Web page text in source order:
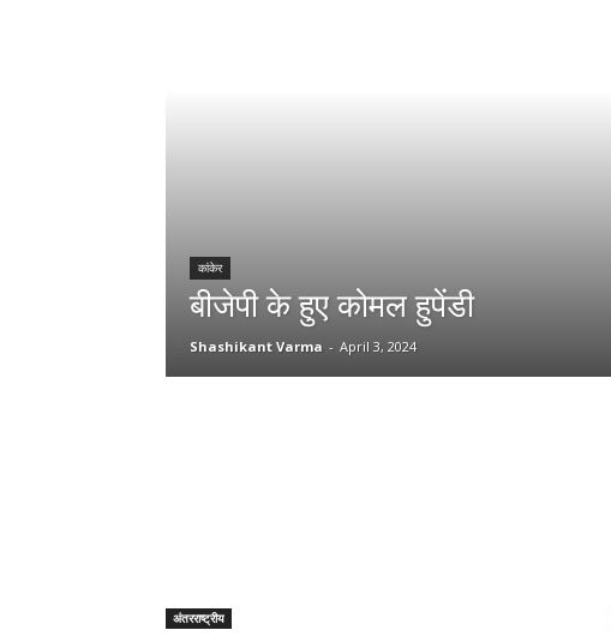
कांकेर
बीजेपी के हुए कोमल हुपेंडी
Shashikant Varma - April 3, 2024
अंतरराष्ट्रीय